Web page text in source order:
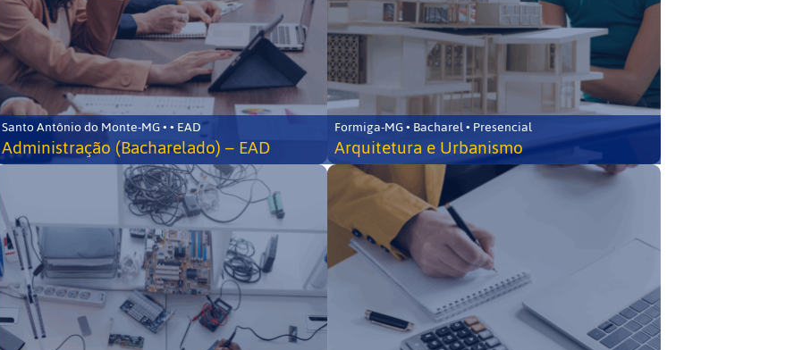
Santo Antônio do Monte-MG • • EAD
Administração (Bacharelado) – EAD
Formiga-MG • Bacharel • Presencial
Arquitetura e Urbanismo